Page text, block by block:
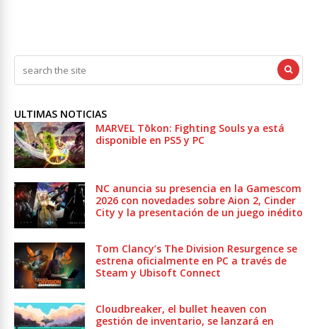
ULTIMAS NOTICIAS
MARVEL Tōkon: Fighting Souls ya está
disponible en PS5 y PC
NC anuncia su presencia en la Gamescom
2026 con novedades sobre Aion 2, Cinder
City y la presentación de un juego inédito
Tom Clancy’s The Division Resurgence se
estrena oficialmente en PC a través de
Steam y Ubisoft Connect
Cloudbreaker, el bullet heaven con
gestión de inventario, se lanzará en